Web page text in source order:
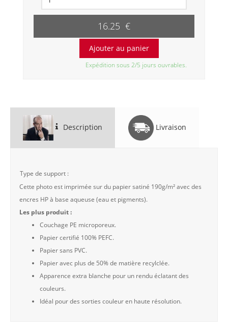
16.25 €
Expédition sous 2/5 jours ouvrables.
Description Livraison
Type de support :
Cette photo est imprimée sur du papier satiné 190g/m² avec des
encres HP à base aqueuse (eau et pigments).
Les plus produit :
Couchage PE microporeux.
Papier certifié 100% PEFC.
Papier sans PVC.
Papier avec plus de 50% de matière recylclée.
Apparence extra blanche pour un rendu éclatant des
couleurs.
Idéal pour des sorties couleur en haute résolution.